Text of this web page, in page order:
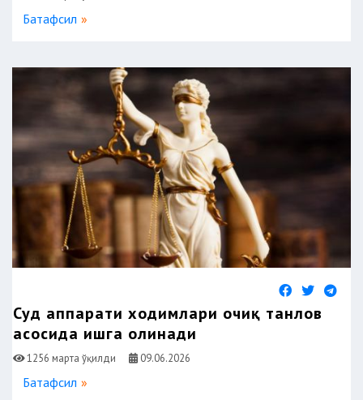
Батафсил
Суд аппарати ходимлари очиқ танлов
асосида ишга олинади
1256 марта ўқилди 09.06.2026
Батафсил